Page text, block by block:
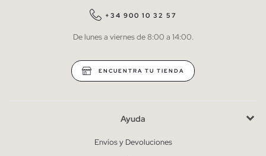
QUIERO SUSCRIBIRME
* Puedes cancelar la suscripción en cualquier momento.
+34 900 10 32 57
De lunes a viernes de 8:00 a 14:00.
ENCUENTRA TU TIENDA
Ayuda
Envíos y Devoluciones